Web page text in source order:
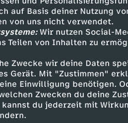
auf Basis deiner Nutzung
von uns nicht verwendet.
Wir nutzen Social-
Teilen von Inhalten zu
Zwecke wir deine Daten
Gerät. Mit "Zustimmen"
Einwilligung benötigen.
Zwecken du deine
du jederzeit mit
Fischer
Alexander Solf
Burger
Staehly
- Alexander Duda
Schaeffer